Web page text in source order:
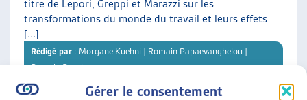
Gérer le consentement
titre de Lepori, Greppi et Marazzi sur les
transformations du monde du travail et leurs effets
[...]
Rédigé par : Morgane Kuehni | Romain Papaevanghelou |
Romain Descloux